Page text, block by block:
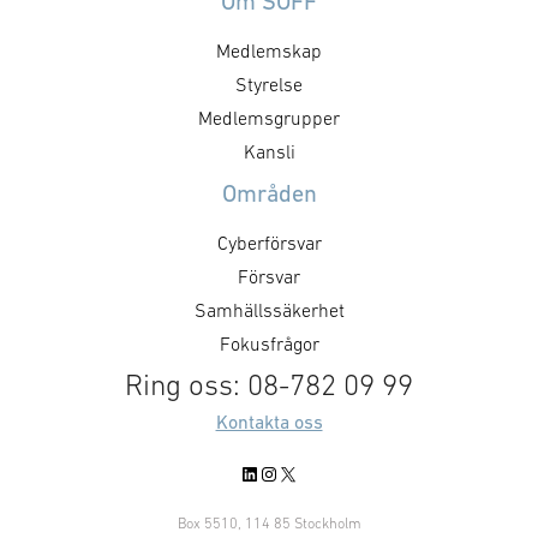
Medlemskap
Styrelse
Medlemsgrupper
Kansli
Områden
Cyberförsvar
Försvar
Samhällssäkerhet
Fokusfrågor
Ring oss: 08-782 09 99
Kontakta oss
LinkedIn
Instagram
X
Box 5510, 114 85 Stockholm